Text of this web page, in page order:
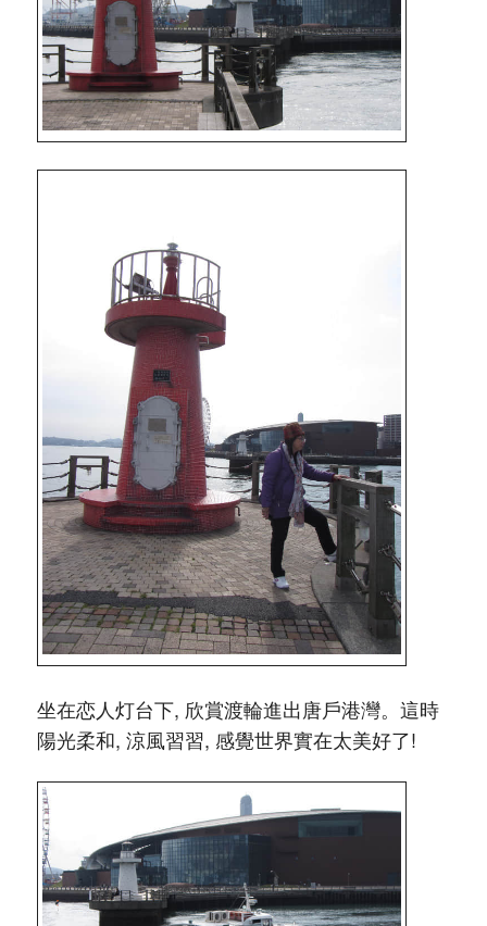
坐在恋人灯台下, 欣賞渡輪進出唐戶港灣。這時
陽光柔和, 涼風習習, 感覺世界實在太美好了!